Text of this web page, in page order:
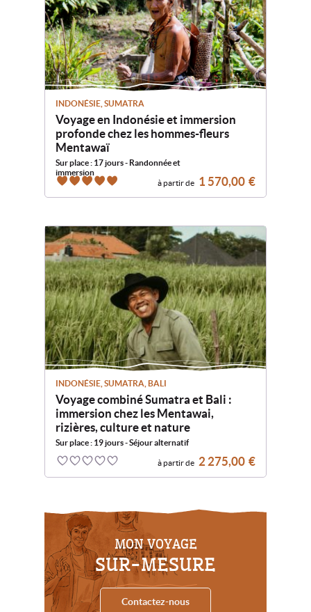
INDONÉSIE, SUMATRA
Voyage en Indonésie et immersion
profonde chez les hommes-fleurs
Mentawaï
Sur place : 17 jours - Randonnée et
immersion
à partir de 1 570,00 €
5
INDONÉSIE, SUMATRA, BALI
Voyage combiné Sumatra et Bali :
immersion chez les Mentawai,
rizières, culture et nature
Sur place : 19 jours - Séjour alternatif
à partir de 2 275,00 €
0
MON VOYAGE
SUR-MESURE
Contactez-nous